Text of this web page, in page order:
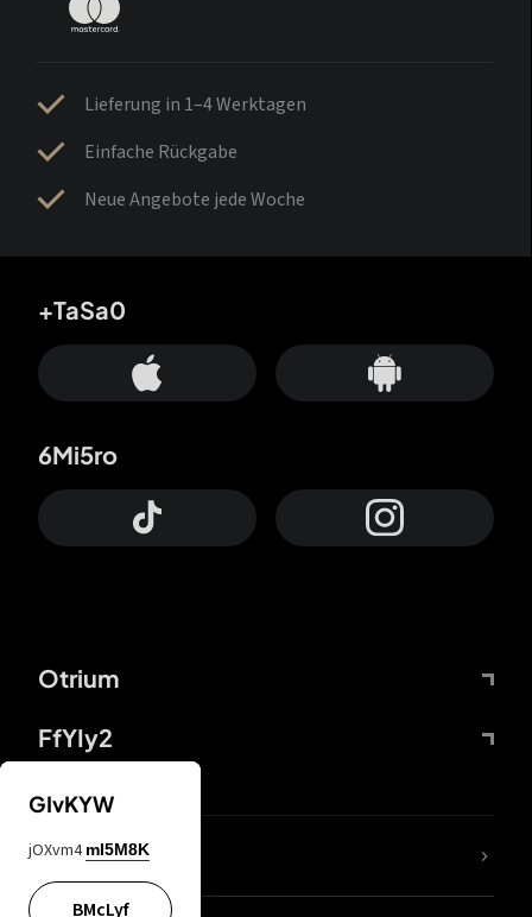
Lieferung in 1–4 Werktagen
Einfache Rückgabe
Neue Angebote jede Woche
Otrium
FfYIy2
+TaSa0
6Mi5ro
DDcvSo
GIvKYW
jOXvm4 mI5M8K
BMcLyf